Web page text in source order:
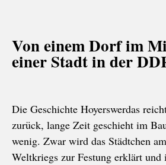
Von einem Dorf im
einer Stadt in der
Die Geschichte Hoyerswerdas
zurück, lange Zeit geschieht im
wenig. Zwar wird das Städtchen
Weltkriegs zur Festung erklärt und